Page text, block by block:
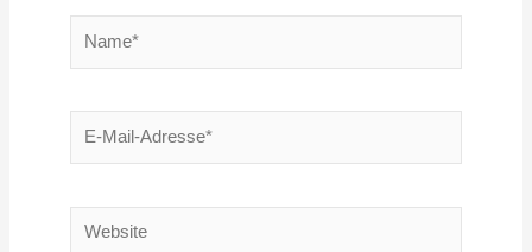
Mail-